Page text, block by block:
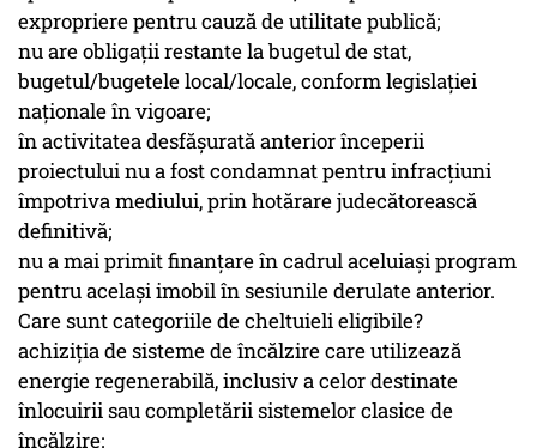
expropriere pentru cauză de utilitate publică;
nu are obligaţii restante la bugetul de stat,
bugetul/bugetele local/locale, conform legislaţiei
naţionale în vigoare;
în activitatea desfăşurată anterior începerii
proiectului nu a fost condamnat pentru infracțiuni
împotriva mediului, prin hotărare judecătorească
definitivă;
nu a mai primit finanțare în cadrul aceluiași program
pentru același imobil în sesiunile derulate anterior.
Care sunt categoriile de cheltuieli eligibile?
achiziţia de sisteme de încălzire care utilizează
energie regenerabilă, inclusiv a celor destinate
înlocuirii sau completării sistemelor clasice de
încălzire;